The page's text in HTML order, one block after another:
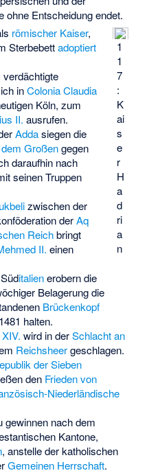
ohne Entscheidung endet.
1
1
7
:
K
ai
s
e
r
H
a
d
ri
a
n
römischer Kaiser,
Sterbebettadoptiert
inColonia Claudia
Köln, zum
II. ausrufen.
Addasiegen die
Großengegen
daraufhin nach
seinen Truppen
zwischen der
derAq
Reichbringt
II. einen
italienerobern die
Belagerung die
Brückenkopf
halten.
wird in derSchlacht an
Reichsheergeschlagen.
der Sieben
den Frieden von
Niederländische
gewinnen nach dem
Kantone,
, anstelle der katholischen
Gemeinen Herrschaft.